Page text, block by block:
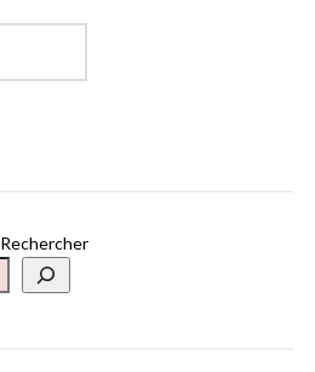
Rechercher